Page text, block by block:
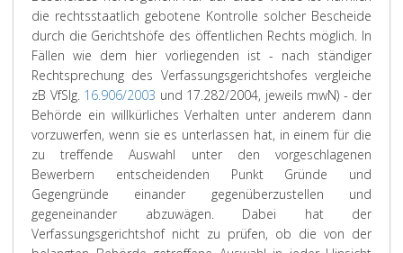
die rechtsstaatlich gebotene Kontrolle solcher Bescheide
durch die Gerichtshöfe des öffentlichen Rechts möglich. In
Fällen wie dem hier vorliegenden ist - nach ständiger
Rechtsprechung des Verfassungsgerichtshofes vergleiche
zB VfSlg. 16.906/2003 und 17.282/2004, jeweils mwN) - der
Behörde ein willkürliches Verhalten unter anderem dann
vorzuwerfen, wenn sie es unterlassen hat, in einem für die
zu treffende Auswahl unter den vorgeschlagenen
Bewerbern entscheidenden Punkt Gründe und
Gegengründe einander gegenüberzustellen und
gegeneinander abzuwägen. Dabei hat der
Verfassungsgerichtshof nicht zu prüfen, ob die von der